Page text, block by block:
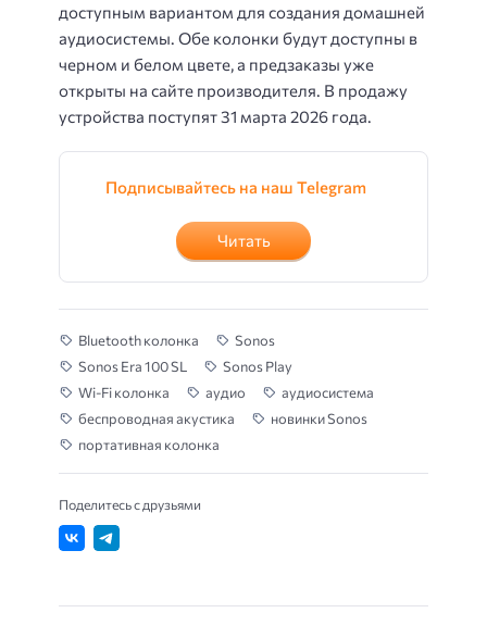
доступным вариантом для создания домашней
аудиосистемы. Обе колонки будут доступны в
черном и белом цвете, а предзаказы уже
открыты на сайте производителя. В продажу
устройства поступят 31 марта 2026 года.
Подписывайтесь на наш Telegram
Читать
Bluetooth колонка
Sonos
Sonos Era 100 SL
Sonos Play
Wi-Fi колонка
аудио
аудиосистема
беспроводная акустика
новинки Sonos
портативная колонка
Поделитесь с друзьями